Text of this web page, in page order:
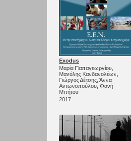
Exodus
Μαρία Παπαγεωργίου,
Μανόλης Κανδανολέων,
Γιώργος Δέτσης, Άννα
Αντωνοπούλου, Φανή
Μπήτου
2017